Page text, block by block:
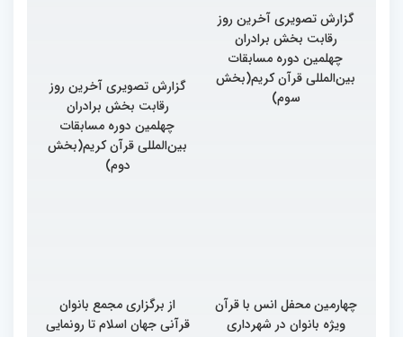
گزارش تصویری آخرین روز
رقابت بخش برادران
گزارش تصویری آخرین روز
رقابت بخش برادران
چهلمین دوره مسابقات
بین‌المللی قرآن کریم(بخش
دوم)
چهارمین محفل انس با قرآن
ویژه بانوان در شهرداری
از برگزاری مجمع بانوان
قرآنی جهان اسلام تا رونمایی